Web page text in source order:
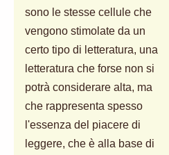
sono le stesse cellule che
vengono stimolate da un
certo tipo di letteratura, una
letteratura che forse non si
potrà considerare alta, ma
che rappresenta spesso
l'essenza del piacere di
leggere, che è alla base di